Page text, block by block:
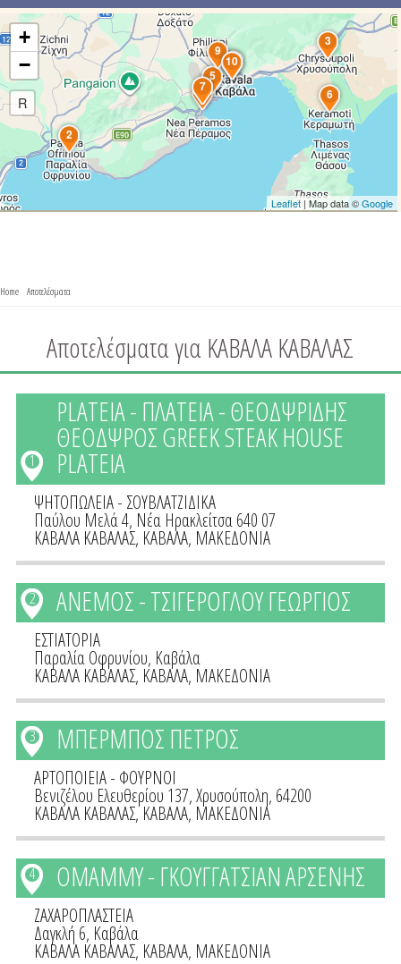
1
2
3
4
5
6
7
8
9
10
+
−
R
Leaflet| Map data ©Google
You are here
Home Αποτελέσματα
Αποτελέσματα για ΚΑΒΑΛΑ ΚΑΒΑΛΑΣ
PLATEIA - ΠΛΑΤΕΙΑ - ΘΕΟΔΨΡΙΔΗΣ
ΘΕΟΔΨΡΟΣ GREEK STEAK HOUSE
PLATEIA
1
ΨΗΤΟΠΩΛΕΙΑ - ΣΟΥΒΛΑΤΖΙΔΙΚΑ
Παύλου Μελά 4, Νέα Ηρακλείτσα 640 07
ΚΑΒΑΛΑ ΚΑΒΑΛΑΣ, ΚΑΒΑΛΑ, ΜΑΚΕΔΟΝΙΑ
ΑΝΕΜΟΣ - ΤΣΙΓΕΡΟΓΛΟΥ ΓΕΩΡΓΙΟΣ
2
ΕΣΤΙΑΤΟΡΙΑ
Παραλία Οφρυνίου, Καβάλα
ΚΑΒΑΛΑ ΚΑΒΑΛΑΣ, ΚΑΒΑΛΑ, ΜΑΚΕΔΟΝΙΑ
ΜΠΕΡΜΠΟΣ ΠΕΤΡΟΣ
3
ΑΡΤΟΠΟΙΕΙΑ - ΦΟΥΡΝΟΙ
Βενιζέλου Ελευθερίου 137, Χρυσούπολη, 64200
ΚΑΒΑΛΑ ΚΑΒΑΛΑΣ,ΚΑΒΑΛΑ, ΜΑΚΕΔΟΝΙΑ
ΟΜΑΜΜΥ - ΓΚΟΥΓΓΑΤΣΙΑΝ ΑΡΣΕΝΗΣ
4
ΖΑΧΑΡΟΠΛΑΣΤΕΙΑ
Δαγκλή 6, Καβάλα
ΚΑΒΑΛΑ ΚΑΒΑΛΑΣ, ΚΑΒΑΛΑ, ΜΑΚΕΔΟΝΙΑ